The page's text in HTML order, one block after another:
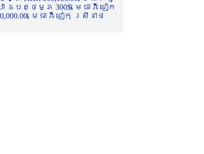
បត្ថម្ភ 300$, មេធាវី ជៀក
មេធាវី ជៀក ស្រីនាថ